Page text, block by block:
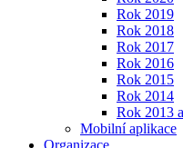
Rok 2019
Rok 2018
Rok 2017
Rok 2016
Rok 2015
Rok 2014
Rok 2013
Mobilní aplikace
Organizace